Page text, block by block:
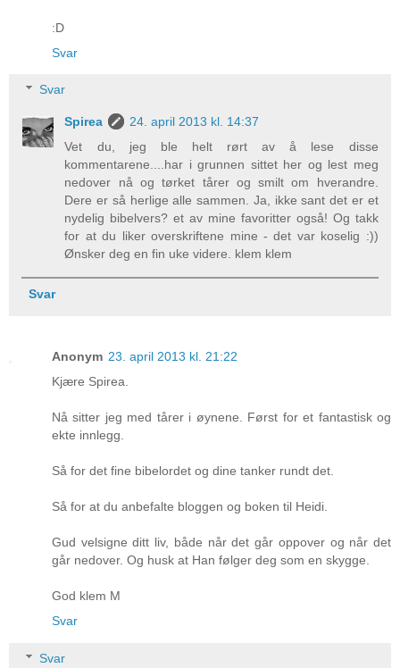
:D
Svar
Svar
Spirea
24. april 2013 kl. 14:37
Vet du, jeg ble helt rørt av å lese disse
kommentarene....har i grunnen sittet her og lest meg
nedover nå og tørket tårer og smilt om hverandre.
Dere er så herlige alle sammen. Ja, ikke sant det er et
nydelig bibelvers? et av mine favoritter også! Og takk
for at du liker overskriftene mine - det var koselig :))
Ønsker deg en fin uke videre. klem klem
Svar
Anonym 23. april 2013 kl. 21:22
Kjære Spirea.
Nå sitter jeg med tårer i øynene. Først for et fantastisk og
ekte innlegg.
Så for det fine bibelordet og dine tanker rundt det.
Så for at du anbefalte bloggen og boken til Heidi.
Gud velsigne ditt liv, både når det går oppover og når det
går nedover. Og husk at Han følger deg som en skygge.
God klem M
Svar
Svar